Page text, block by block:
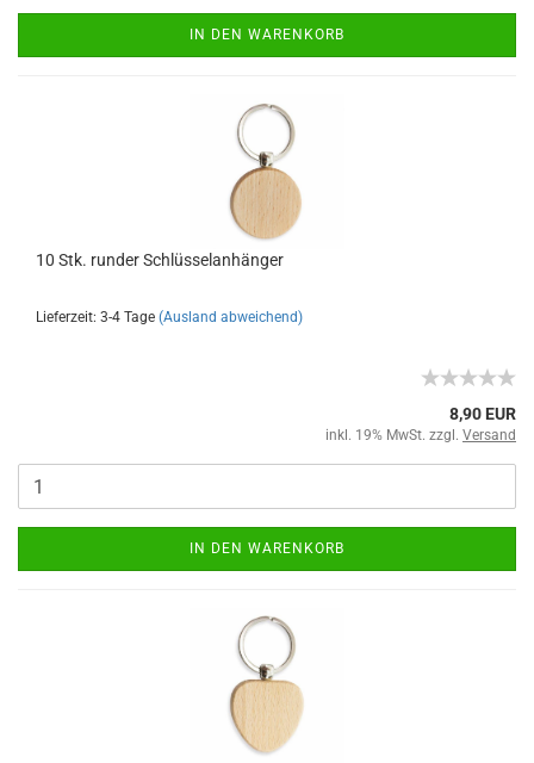
IN DEN WARENKORB
10 Stk. runder Schlüsselanhänger
Lieferzeit: 3-4 Tage (Ausland abweichend)
8,90 EUR
inkl. 19% MwSt. zzgl. Versand
IN DEN WARENKORB